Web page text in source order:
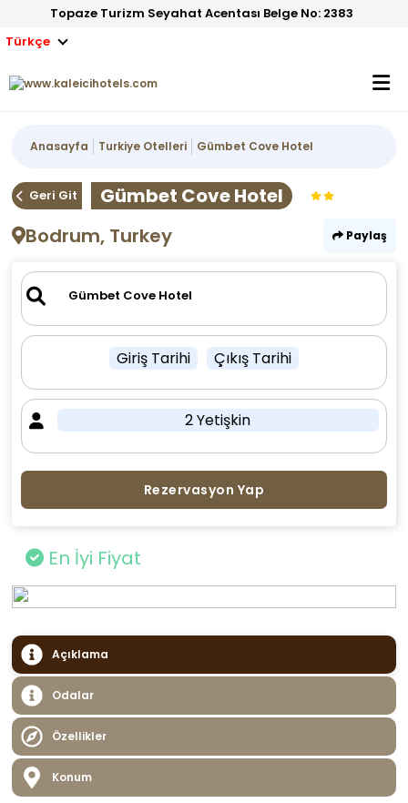
Topaze Turizm Seyahat Acentası Belge No: 2383
Türkçe
Anasayfa Turkiye Otelleri Gümbet Cove Hotel
Geri Git
Gümbet Cove Hotel
Bodrum, Turkey
Paylaş
Giriş Tarihi Çıkış Tarihi
2 Yetişkin
Rezervasyon Yap
En İyi Fiyat
Açıklama
Odalar
Özellikler
Konum